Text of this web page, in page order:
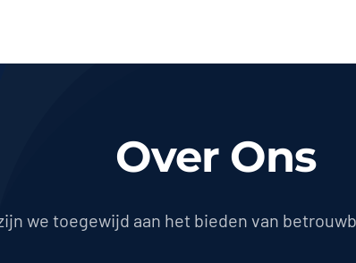
Over Ons
we toegewijd aan het bieden van